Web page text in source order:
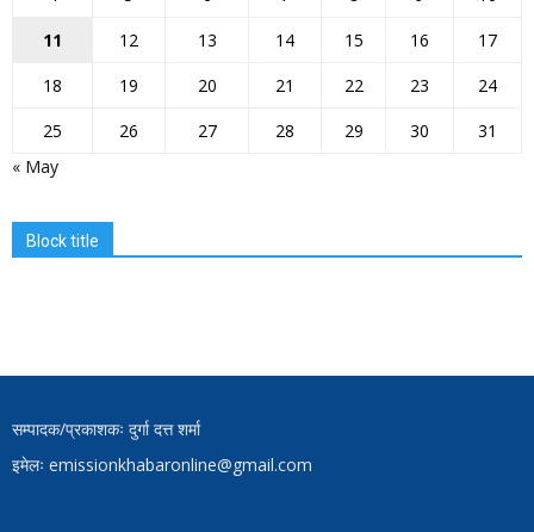
11
12 13 14 15 16
17
18
19 20 21 22 23
24
25
26 27 28 29 30
31
« May
Block title
सम्पादक/प्रकाशकः दुर्गा दत्त शर्मा
इमेलः emissionkhabaronline@gmail.com